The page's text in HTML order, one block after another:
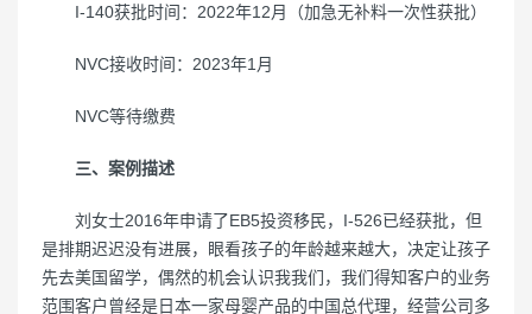
I-140获批时间：2022年12月（加急无补料一次性获批）
NVC接收时间：2023年1月
NVC等待缴费
三、案例描述
刘女士2016年申请了EB5投资移民，I-526已经获批，但
是排期迟迟没有进展，眼看孩子的年龄越来越大，决定让孩子
先去美国留学，偶然的机会认识我我们，我们得知客户的业务
范围客户曾经是日本一家母婴产品的中国总代理，经营公司多